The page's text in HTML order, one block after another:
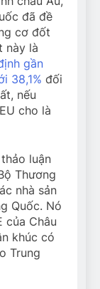
đã đề
cơ đốt
này là
gần
38,1% đối
nếu
cho là
luận
Thương
nhà sản
Quốc. Nó
của Châu
khúc có
Trung